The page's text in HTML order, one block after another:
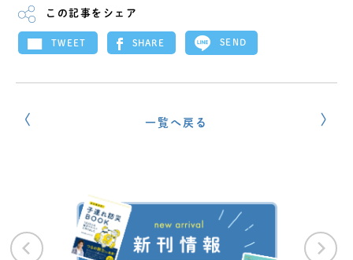
この記事をシェア
TWEET SHARE SEND
一覧へ戻る